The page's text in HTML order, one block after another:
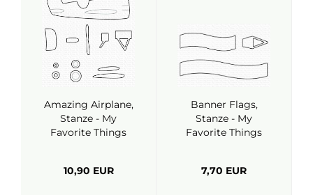
Amazing Airplane,
Stanze - My
Favorite Things
10,90 EUR
Banner Flags,
Stanze - My
Favorite Things
7,70 EUR